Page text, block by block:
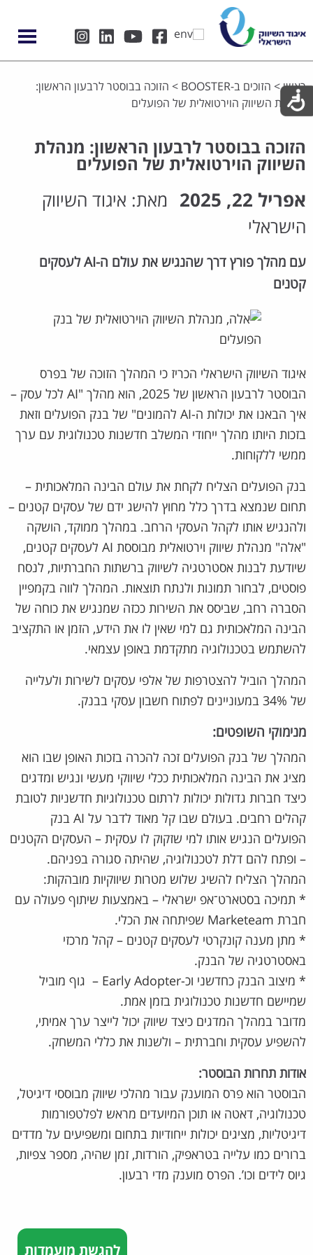
ראשי> הזוכים ב-BOOSTER > הזוכה בבוסטר לרבעון הראשון:
מנהלת השיווק הוירטואלית של הפועלים
הזוכה בבוסטר לרבעון הראשון: מנהלת
השיווק הוירטואלית של הפועלים
אפריל 22, 2025 מאת: איגוד השיווק
הישראלי
עם מהלך פורץ דרך שהנגיש את עולם ה-AI לעסקים
קטנים
איגוד השיווק הישראלי הכריז כי המהלך הזוכה של בפרס
הבוסטר לרבעון הראשון של 2025, הוא מהלך "AI לכל עסק –
איך הבאנו את יכולות ה-AI להמונים" של בנק הפועלים וזאת
בזכות היותו מהלך ייחודי המשלב חדשנות טכנולוגית עם ערך
ממשי ללקוחות.
בנק הפועלים הצליח לקחת את עולם הבינה המלאכותית –
תחום שנמצא בדרך כלל מחוץ להישג ידם של עסקים קטנים –
ולהנגיש אותו לקהל העסקי הרחב. במהלך ממוקד, הושקה
"אלה" מנהלת שיווק וירטואלית מבוססת AI לעסקים קטנים,
שיודעת לבנות אסטרטגיה לשיווק ברשתות החברתיות, לנסח
פוסטים, לבחור תמונות ולנתח תוצאות. המהלך לווה בקמפיין
הסברה רחב, שביסס את השירות ככזה שמנגיש את כוחה של
הבינה המלאכותית גם למי שאין לו את הידע, הזמן או התקציב
להשתמש בטכנולוגיה מתקדמת באופן עצמאי.
המהלך הוביל להצטרפות של אלפי עסקים לשירות ולעלייה
של 34% במעוניינים לפתוח חשבון עסקי בבנק.
מנימוקי השופטים:
המהלך של בנק הפועלים זכה להכרה בזכות האופן שבו הוא
מציג את הבינה המלאכותית ככלי שיווקי מעשי ונגיש ומדגים
כיצד חברות גדולות יכולות לרתום טכנולוגיות חדשניות לטובת
קהלים רחבים. בעולם שבו קל מאוד לדבר על AI בנק
הפועלים הנגיש אותו למי שזקוק לו עסקית – העסקים הקטנים
– ופתח להם דלת לטכנולוגיה, שהיתה סגורה בפניהם.
המהלך הצליח להשיג שלוש מטרות שיווקיות מובהקות:
* תמיכה בסטארט־אפ ישראלי – באמצעות שיתוף פעולה עם
חברת Marketeam שפיתחה את הכלי.
* מתן מענה קונקרטי לעסקים קטנים – קהל מרכזי
באסטרטגיה של הבנק.
* מיצוב הבנק כחדשני וכ-Early Adopter – גוף מוביל
שמיישם חדשנות טכנולוגית בזמן אמת.
מדובר במהלך המדגים כיצד שיווק יכול לייצר ערך אמיתי,
להשפיע עסקית וחברתית – ולשנות את כללי המשחק.
אודות תחרות הבוסטר:
הבוסטר הוא פרס המוענק עבור מהלכי שיווק מבוססי דיגיטל,
טכנולוגיה, דאטה או תוכן המיועדים מראש לפלטפורמות
דיגיטליות, מציגים יכולות ייחודיות בתחום ומשפיעים על מדדים
ברורים כמו עלייה בטראפיק, הורדות, זמן שהיה, מספר צפיות,
גיוס לידים וכו’. הפרס מוענק מדי רבעון.
להגשת מועמדות